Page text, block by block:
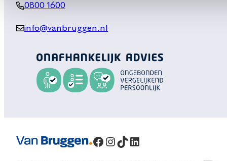
0800 1600
info@vanbruggen.nl
Facebook
Instagram
TikTok
LinkedIn